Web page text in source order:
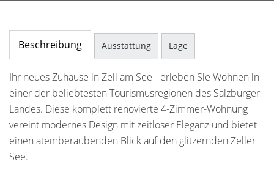
Beschreibung Ausstattung Lage
Ihr neues Zuhause in Zell am See - erleben Sie Wohnen in
einer der beliebtesten Tourismusregionen des Salzburger
Landes. Diese komplett renovierte 4-Zimmer-Wohnung
vereint modernes Design mit zeitloser Eleganz und bietet
einen atemberaubenden Blick auf den glitzernden Zeller
See.